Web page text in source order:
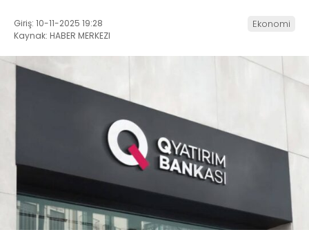
Giriş: 10-11-2025 19:28
Kaynak: HABER MERKEZI
Ekonomi